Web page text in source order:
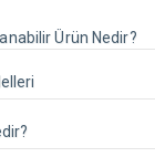
Ürün Nedir?